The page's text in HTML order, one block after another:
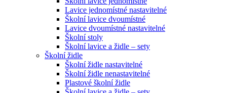
Lavice jednomístné nastavitelné
Školní lavice dvoumístné
Lavice dvoumístné nastavitelné
Školní stoly
Školní lavice a židle – sety
Školní židle
Školní židle nastavitelné
Školní židle nenastavitelné
Plastové školní židle